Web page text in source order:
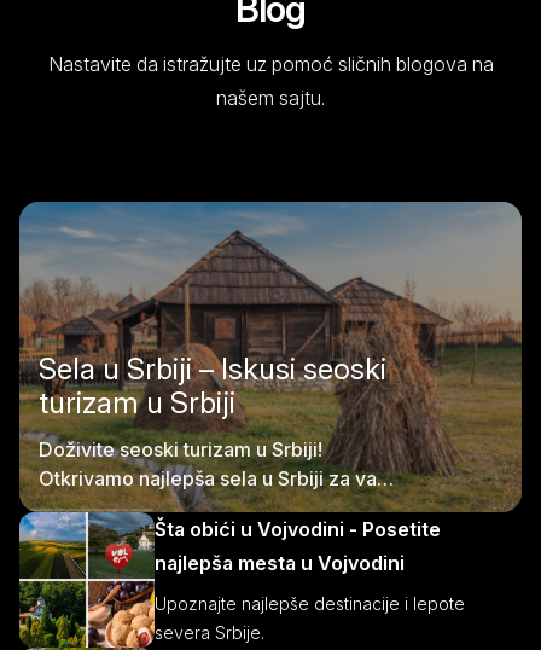
Nastavite da istražujte uz pomoć sličnih blogova na
našem sajtu.
Sela u Srbiji – Iskusi seoski
turizam u Srbiji
Doživite seoski turizam u Srbiji!
Otkrivamo najlepša sela u Srbiji za vaš
idiličan odmor na selu.
Šta obići u Vojvodini - Posetite
najlepša mesta u Vojvodini
Upoznajte najlepše destinacije i lepote
severa Srbije.